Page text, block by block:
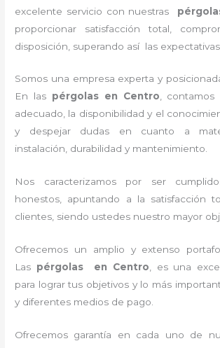
excelente servicio con nuestras
proporcionar satisfacción total,
disposición, superando así las expectativas.
Somos una empresa experta y
En laspérgolas en Centro, contamos
adecuado, la disponibilidad y el
y despejar dudas en cuanto a
instalación, durabilidad y mantenimiento.
Nos caracterizamos por ser
honestos, apuntando a la satisfacción
clientes, siendo ustedes nuestro mayor
Ofrecemos un amplio y extenso
Las pérgolas en Centro , es una
para lograr tus objetivos y lo más
y diferentes medios de pago.
Ofrecemos garantía en cada uno de